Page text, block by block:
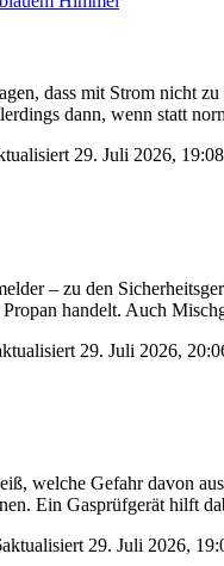
dass mit Strom nicht
dann, wenn statt
29. Juli 2026, 19:08
– zu den
handelt. Auch
29. Juli 2026,
welche Gefahr davon
Ein Gasprüfgerät hilft
aktualisiert 29. Juli 2026,